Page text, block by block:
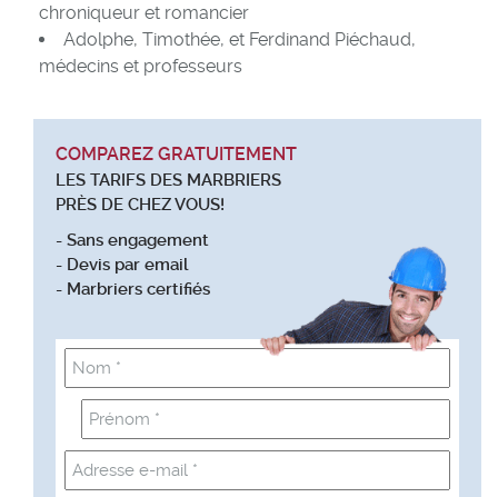
chroniqueur et romancier
Adolphe, Timothée, et Ferdinand Piéchaud,
médecins et professeurs
COMPAREZ GRATUITEMENT
LES TARIFS DES MARBRIERS
PRÈS DE CHEZ VOUS!
- Sans engagement
- Devis par email
- Marbriers certifiés